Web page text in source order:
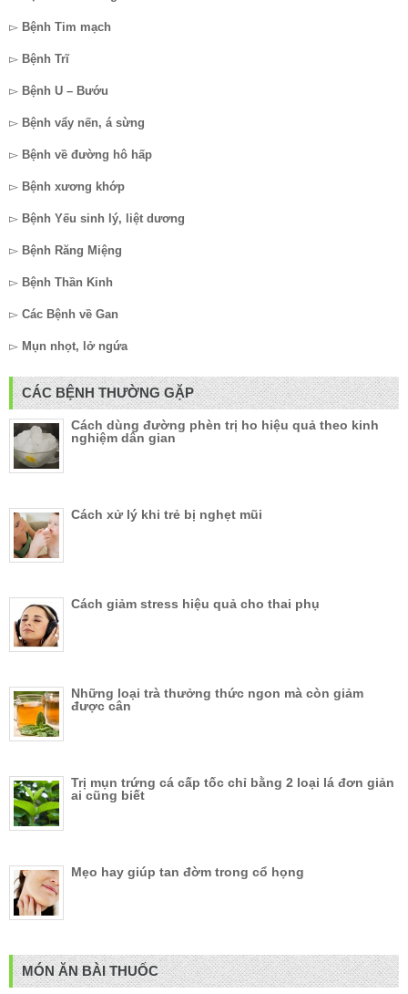
▻ Bệnh Tim mạch
▻ Bệnh Trĩ
▻ Bệnh U – Bướu
▻ Bệnh vẩy nến, á sừng
▻ Bệnh về đường hô hấp
▻ Bệnh xương khớp
▻ Bệnh Yếu sinh lý, liệt dương
▻ Bệnh Răng Miệng
▻ Bệnh Thần Kinh
▻ Các Bệnh về Gan
▻ Mụn nhọt, lở ngứa
CÁC BỆNH THƯỜNG GẶP
Cách dùng đường phèn trị ho hiệu quả theo kinh
nghiệm dân gian
Cách xử lý khi trẻ bị nghẹt mũi
Cách giảm stress hiệu quả cho thai phụ
Những loại trà thưởng thức ngon mà còn giảm
được cân
Trị mụn trứng cá cấp tốc chỉ bằng 2 loại lá đơn giản
ai cũng biết
Mẹo hay giúp tan đờm trong cổ họng
MÓN ĂN BÀI THUỐC